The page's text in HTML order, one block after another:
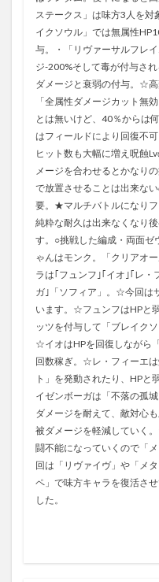
ステークス」は味方3人を
イクソウル」では無属性
与。・「リヴァーサルフレ
ジ-200%そして毒が付与さ
ダメージと衰弱の付与。☆
「全属性ダメージカット無
とは無いけど、40％からは
はフィールドにより回復不
ヒット数も大幅に増え呪蝕
メージを合わせるとかなり
で放置させることは出来な
要。★マルチバトルになりフ
純粋な耐久は出来なくなり
す。○挑戦した編成・両面ゼ
ゃんはモンク。「クリアオ
ラは｢フュンフ｣｢イオ｣｢レ
ガ｣「ソフィア」。☆今回は
います。☆フュンフはHPと
ッツを付与して「ブレイク
☆イオはHPを回復しながら
回数稼ぎ。☆レ・フィーエ
ト」を発動されたり、HP
イゼンボーガは「不落の孤
ダメージを耐えて、敵対心
被ダメージを軽減していく
闘不能になっていくので「
回は「リヴァイヴ」や「メ
ペ」で味方キャラを復活さ
した。